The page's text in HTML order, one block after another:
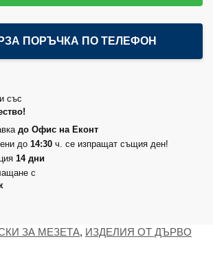
ПОРЪЧКА ПО ТЕЛЕФОН
със
до Офис на Еконт
до 14:30 ч. се изпращат същия ден!
14 дни
с
ЗА МЕЗЕТА, ИЗДЕЛИЯ ОТ ДЪРВО